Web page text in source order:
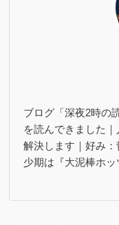
ブログ「深夜2時の
を読んできました
解決します｜好み
少期は『大泥棒ホッ